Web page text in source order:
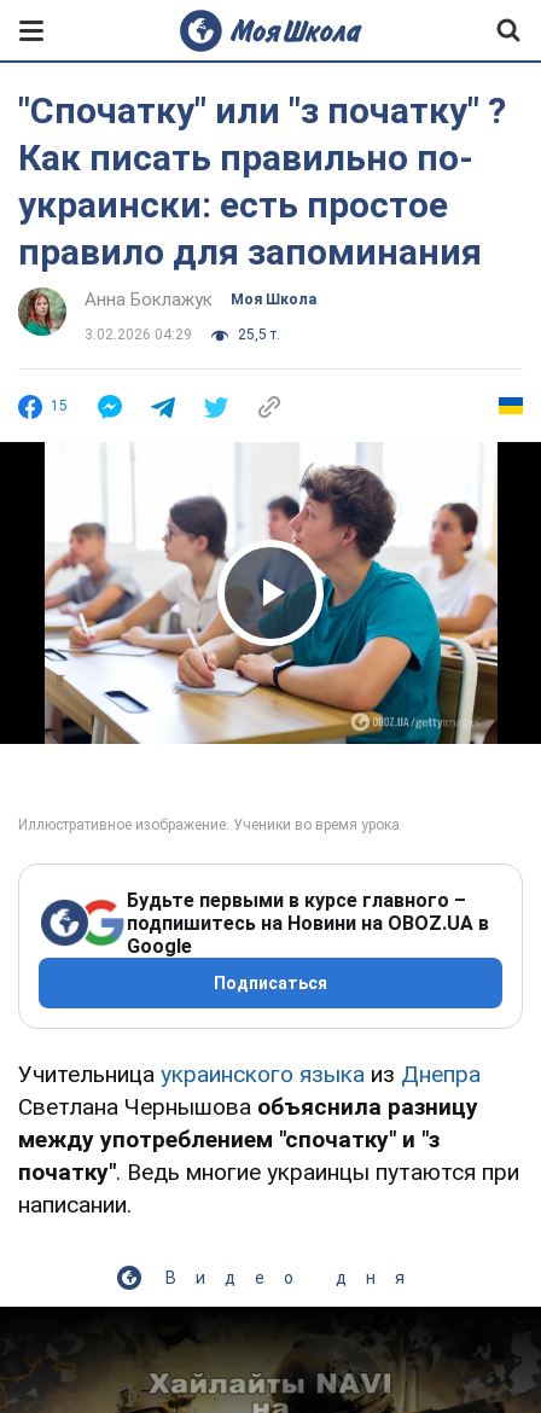
"Спочатку" или "з початку" ?
Как писать правильно по-
украински: есть простое
правило для запоминания
Анна Боклажук Моя Школа
3.02.2026 04:29 25,5 т.
15
Play Video
Будьте первыми в курсе главного –
подпишитесь на Новини на OBOZ.UA в
Google
Подписаться
Учительница украинского языка из Днепра
Светлана Чернышова объяснила разницу
между употреблением "спочатку" и "з
початку". Ведь многие украинцы путаются при
написании.
Видео дня